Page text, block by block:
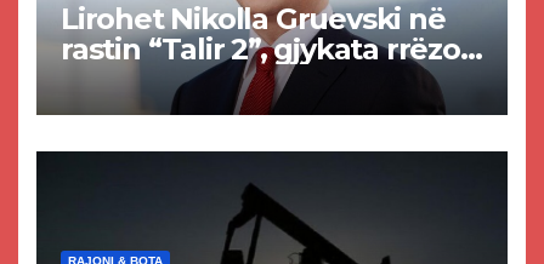
Lirohet Nikolla Gruevski në
rastin “Talir 2”, gjykata rrëzon
akuzat për ndërtimin e
paligjshëm të selisë së
RAJONI & BOTA